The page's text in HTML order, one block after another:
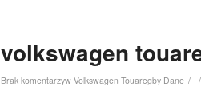
volkswagen
Brak komentarzy /
w Volkswagen Touareg /
by Dane